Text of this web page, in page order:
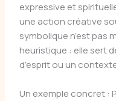
expressive et
une action créative
symbolique n’est pas
heuristique : elle sert
d’esprit ou un
Un exemple concret :